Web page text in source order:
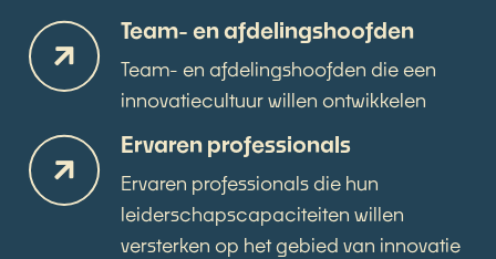
Team- en afdelingshoofden
Team- en afdelingshoofden die een
innovatiecultuur willen ontwikkelen
Ervaren professionals
Ervaren professionals die hun
leiderschapscapaciteiten willen
versterken op het gebied van innovatie